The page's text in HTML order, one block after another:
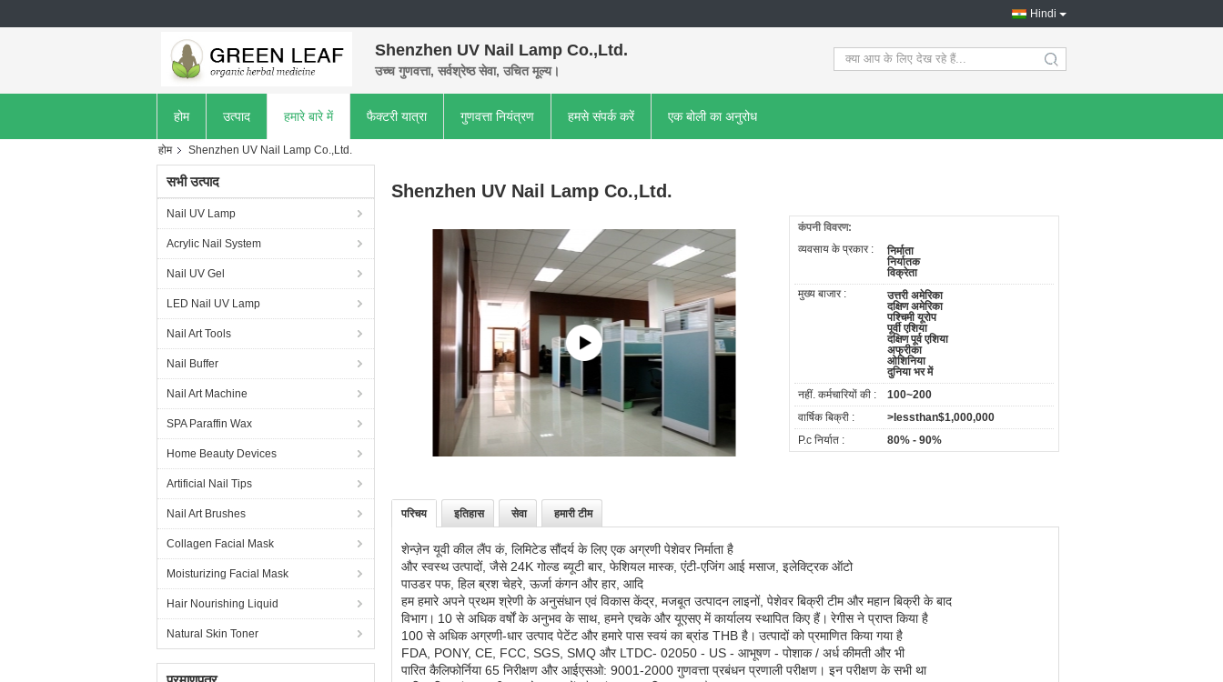
Hindi
Shenzhen UV Nail Lamp Co.,Ltd.
उच्च गुणवत्ता, सर्वश्रेष्ठ सेवा, उचित मूल्य। search
होम उत्पाद हमारे बारे में फैक्टरी यात्रा गुणवत्ता नियंत्रण हमसे संपर्क करें एक बोली का अनुरोध
होम Shenzhen UV Nail Lamp Co.,Ltd.
सभी उत्पाद
Nail UV Lamp
Acrylic Nail System
Nail UV Gel
LED Nail UV Lamp
Nail Art Tools
Nail Buffer
Nail Art Machine
SPA Paraffin Wax
Home Beauty Devices
Artificial Nail Tips
Nail Art Brushes
Collagen Facial Mask
Moisturizing Facial Mask
Hair Nourishing Liquid
Natural Skin Toner
Shenzhen UV Nail Lamp Co.,Ltd.
कंपनी विवरण:
व्यवसाय के प्रकार :
निर्माता
निर्यातक
विक्रेता
मुख्य बाजार :
उत्तरी अमेरिका
दक्षिण अमेरिका
पश्चिमी यूरोप
पूर्वी एशिया
दक्षिण पूर्व एशिया
अफ्रीका
ओशिनिया
दुनिया भर में
नहीं. कर्मचारियों की :
100~200
वार्षिक बिक्री :
>lessthan$1,000,000
P.c निर्यात :
80% - 90%
परिचय इतिहास सेवा हमारी टीम
शेन्ज़ेन यूवी कील लैंप कं, लिमिटेडसौंदर्य के लिए एक अग्रणी पेशेवर निर्माता है
और स्वस्थ उत्पादों, जैसे 24K गोल्ड ब्यूटी बार, फेशियल मास्क, एंटी-एजिंग आई मसाज, इलेक्ट्रिक ऑटो
पाउडर पफ, हिल ब्रश चेहरे, ऊर्जा कंगन और हार, आदि
हम हमारे अपने प्रथम श्रेणी के अनुसंधान एवं विकास केंद्र, मजबूत उत्पादन लाइनों, पेशेवर बिक्री टीम और महान बिक्री के बाद
विभाग। 10 से अधिक वर्षों के अनुभव के साथ, हमने एचके और यूएसए में कार्यालय स्थापित किए हैं। रेगीस ने प्राप्त किया है
100 से अधिक अग्रणी-धार उत्पाद पेटेंट और हमारे पास स्वयं का ब्रांड THB है। उत्पादों को प्रमाणित किया गया है
FDA, PONY, CE, FCC, SGS, SMQ और LTDC- 02050 - US - आभूषण - पोशाक / अर्ध कीमती और भी
पारित कैलिफोर्निया 65 निरीक्षण और आईएसओ: 9001-2000 गुणवत्ता प्रबंधन प्रणाली परीक्षण। इन परीक्षण के सभी था